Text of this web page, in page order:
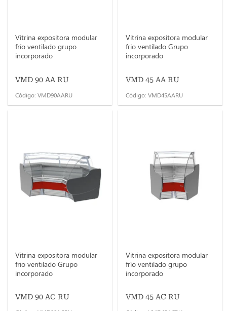
Vitrina expositora modular
frío ventilado grupo
incorporado
VMD 90 AA RU
Código: VMD90AARU
Vitrina expositora modular
frio ventilado Grupo
incorporado
VMD 45 AA RU
Código: VMD45AARU
Vitrina expositora modular
frio ventilado Grupo
incorporado
VMD 90 AC RU
Vitrina expositora modular
frío ventilado grupo
incorporado
VMD 45 AC RU